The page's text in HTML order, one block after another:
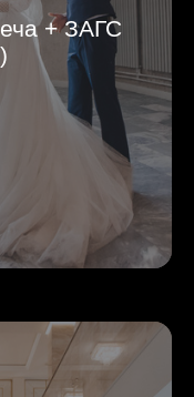
+ ЗАГС